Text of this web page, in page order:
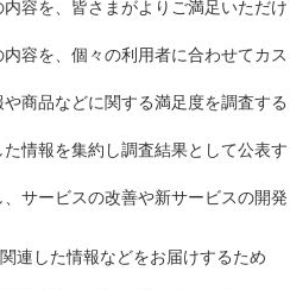
容を、皆さまがよりご満足いただけ
容を、個々の利用者に合わせてカス
商品などに関する満足度を調査する
情報を集約し調査結果として公表す
サービスの改善や新サービスの開発
連した情報などをお届けするため